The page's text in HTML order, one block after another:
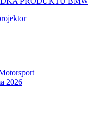
2026